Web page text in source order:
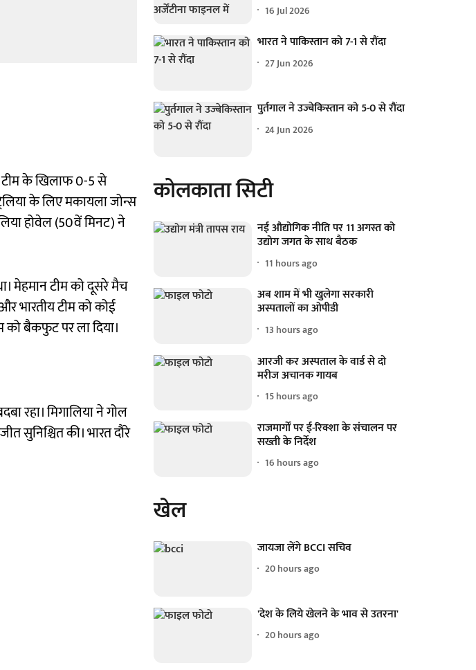
टीम के खिलाफ 0-5 से
के लिए मकायला जोन्स
होवेल (50वें मिनट) ने
मेहमान टीम को दूसरे मैच
भारतीय टीम को कोई
को बैकफुट पर ला दिया।
रहा। मिगालिया ने गोल
सुनिश्चित की। भारत दौरे
16 Jul 2026
भारत ने पाकिस्तान को 7-1 से रौंदा
27 Jun 2026
पुर्तगाल ने उज्बेकिस्तान को 5-0 से रौंदा
24 Jun 2026
कोलकाता सिटी
नई औद्योगिक नीति पर 11 अगस्त को
उद्योग जगत के साथ बैठक
11 hours ago
अब शाम में भी खुलेगा सरकारी
अस्पतालों का ओपीडी
13 hours ago
आरजी कर अस्पताल के वार्ड से दो
मरीज अचानक गायब
15 hours ago
राजमार्गों पर ई-रिक्शा के संचालन पर
सख्ती के निर्देश
16 hours ago
खेल
जायजा लेंगे BCCI सचिव
20 hours ago
'देश के लिये खेलने के भाव से उतरना'
20 hours ago